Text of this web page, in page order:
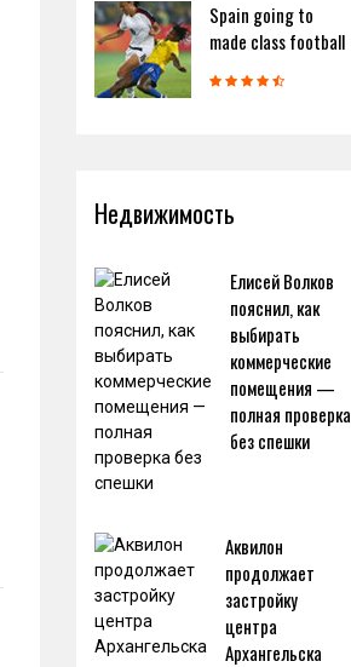
Spain going to
made class football
Недвижимость
Елисей Волков
пояснил, как
выбирать
коммерческие
помещения —
полная проверка
без спешки
Аквилон
продолжает
застройку
центра
Архангельска